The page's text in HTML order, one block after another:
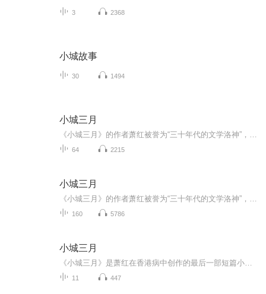
3 2368
小城故事
30 1494
小城三月
64 2215
小城三月
160 5786
小城三月
11 447